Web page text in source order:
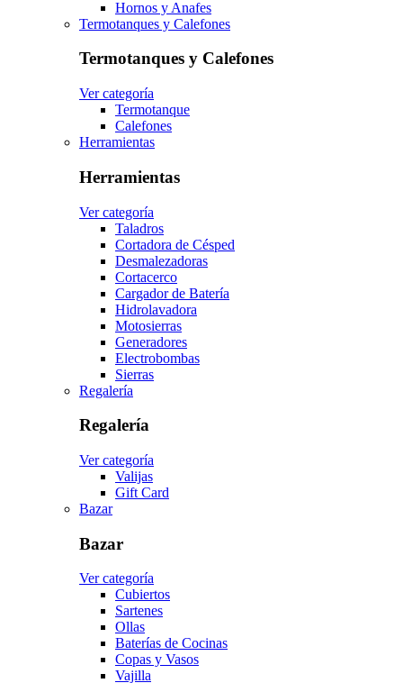
Hornos y Anafes
Termotanques y Calefones
Termotanques y Calefones
Ver categoría
Termotanque
Calefones
Herramientas
Herramientas
Ver categoría
Taladros
Cortadora de Césped
Desmalezadoras
Cortacerco
Cargador de Batería
Hidrolavadora
Motosierras
Generadores
Electrobombas
Sierras
Regalería
Regalería
Ver categoría
Valijas
Gift Card
Bazar
Bazar
Ver categoría
Cubiertos
Sartenes
Ollas
Baterías de Cocinas
Copas y Vasos
Vajilla